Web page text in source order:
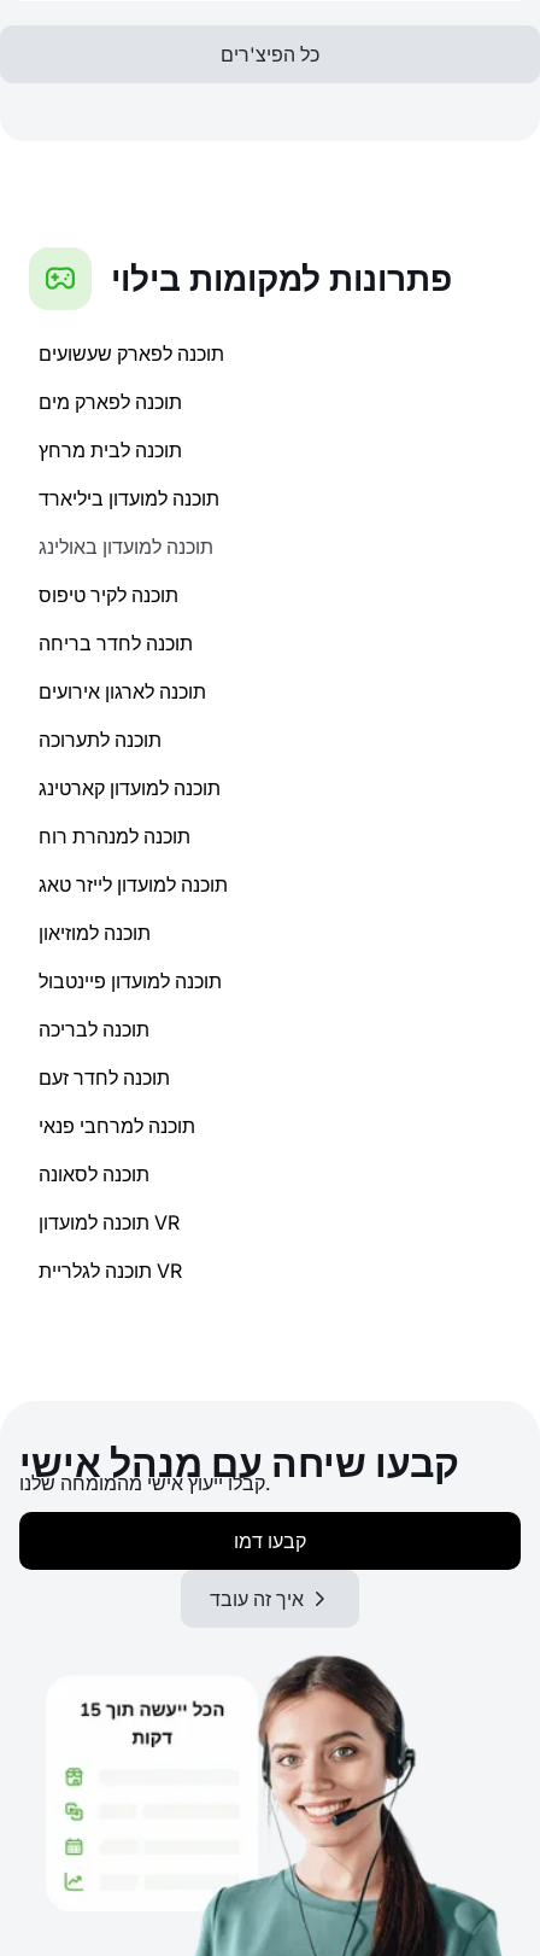
כל הפיצ'רים
פתרונות למקומות בילוי
תוכנה לפארק שעשועים
תוכנה לפארק מים
תוכנה לבית מרחץ
תוכנה למועדון ביליארד
תוכנה למועדון באולינג
תוכנה לקיר טיפוס
תוכנה לחדר בריחה
תוכנה לארגון אירועים
תוכנה לתערוכה
תוכנה למועדון קארטינג
תוכנה למנהרת רוח
תוכנה למועדון לייזר טאג
תוכנה למוזיאון
תוכנה למועדון פיינטבול
תוכנה לבריכה
תוכנה לחדר זעם
תוכנה למרחבי פנאי
תוכנה לסאונה
תוכנה למועדון VR
תוכנה לגלריית VR
קבעו שיחה עם מנהל אישי
קבלו ייעוץ אישי מהמומחה שלנו.
קבעו דמו
איך זה עובד